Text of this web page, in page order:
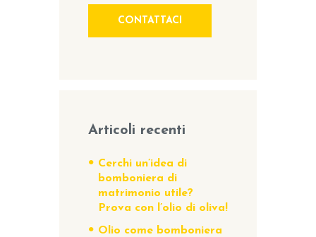
CONTATTACI
Articoli recenti
Cerchi un’idea di
bomboniera di
matrimonio utile?
Prova con l’olio di oliva!
Olio come bomboniera